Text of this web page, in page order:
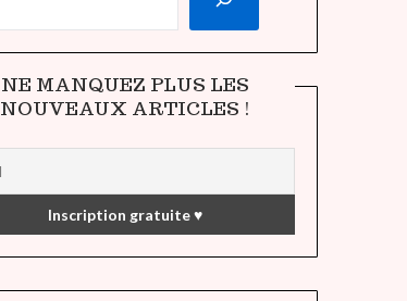
NE MANQUEZ PLUS LES
NOUVEAUX ARTICLES !